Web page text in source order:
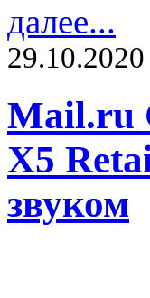
далее...
29.10.2020
Mail.ru
X5
звуком